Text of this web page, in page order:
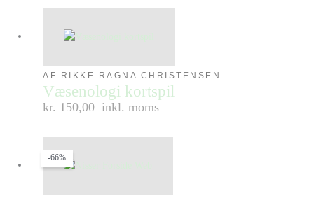
AF RIKKE RAGNA CHRISTENSEN
Væsenologi kortspil
kr. 150,00 inkl. moms
-66%